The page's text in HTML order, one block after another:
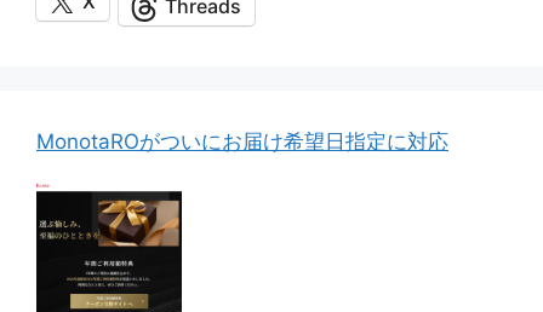
Threads
MonotaROがついにお届け希望日指定に対応